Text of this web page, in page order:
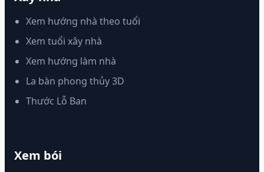
Xem hướng nhà theo tuổi
Xem tuổi xây nhà
Xem hướng làm nhà
La bàn phong thủy 3D
Thước Lỗ Ban
Xem bói